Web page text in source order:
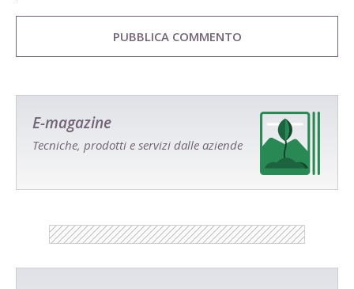
E-magazine
Tecniche, prodotti e servizi dalle aziende